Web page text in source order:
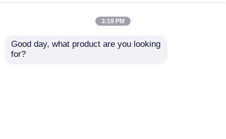
De China.Copyright © 2026 Shenzhen Guide
3:19 PM
Good day, what product are you looking
for?